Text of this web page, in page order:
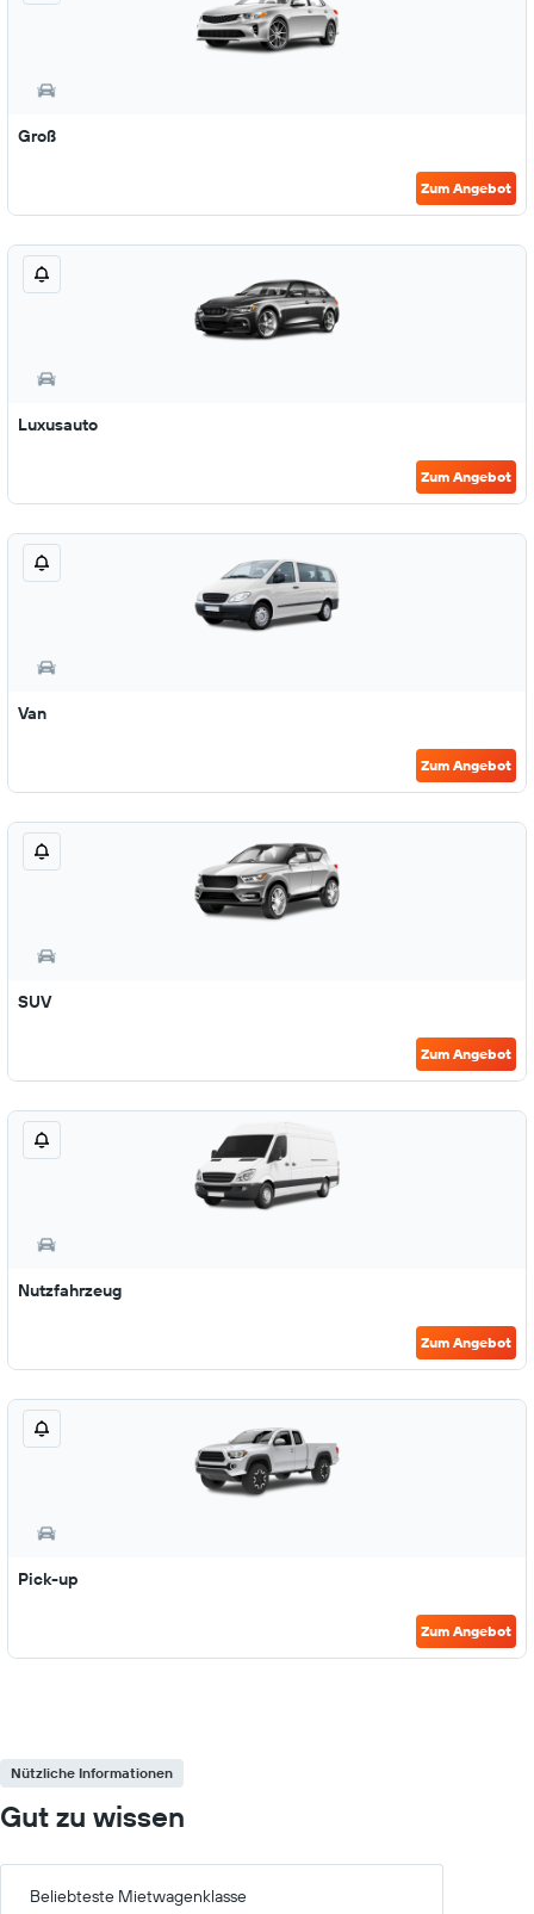
Groß
Zum Angebot
Luxusauto
Zum Angebot
Van
Zum Angebot
SUV
Zum Angebot
Nutzfahrzeug
Zum Angebot
Pick-up
Zum Angebot
Nützliche Informationen
Gut zu wissen
Beliebteste Mietwagenklasse